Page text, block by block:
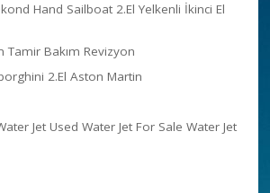
Hand Sailboat 2.El Yelkenli İkinci El
Tamir Bakım Revizyon
2.El Aston Martin
Jet Used Water Jet For Sale Water Jet